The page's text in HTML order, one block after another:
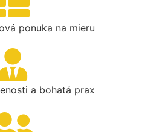
ponuka na mieru
a bohatá prax